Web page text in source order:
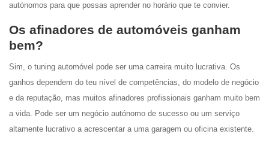
autónomos para que possas aprender no horário que te convier.
Os afinadores de automóveis ganham
bem?
Sim, o tuning automóvel pode ser uma carreira muito lucrativa. Os
ganhos dependem do teu nível de competências, do modelo de negócio
e da reputação, mas muitos afinadores profissionais ganham muito bem
a vida. Pode ser um negócio autónomo de sucesso ou um serviço
altamente lucrativo a acrescentar a uma garagem ou oficina existente.